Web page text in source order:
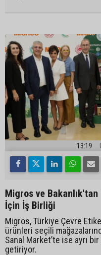
13:19
Migros ve
İçin İş Birliği
Migros, Türkiye Çevre
ürünleri seçili
Sanal Market’te ise ayrı
getiriyor.